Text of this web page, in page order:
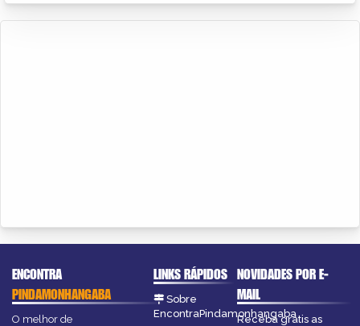
ENCONTRA
PINDAMONHANGABA
O melhor de
LINKS RÁPIDOS
Sobre
EncontraPindamonhangaba
NOVIDADES POR E-
MAIL
Receba grátis as